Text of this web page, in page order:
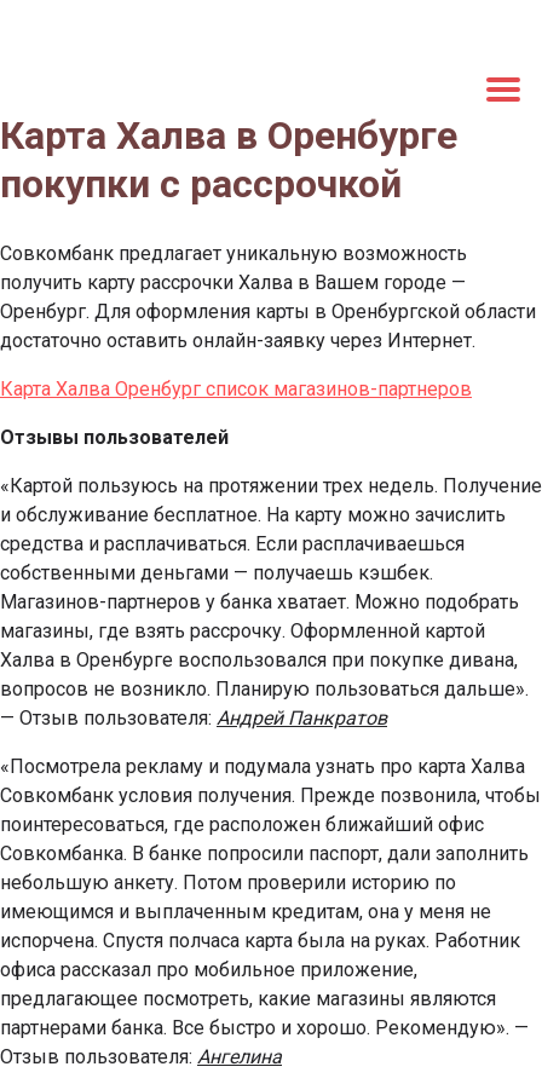
Карта Халва в Оренбурге
покупки с рассрочкой
Совкомбанк предлагает уникальную возможность
получить карту рассрочки Халва в Вашем городе —
Оренбург. Для оформления карты в Оренбургской области
достаточно оставить онлайн-заявку через Интернет.
Карта Халва Оренбург список магазинов-партнеров
Отзывы пользователей
«Картой пользуюсь на протяжении трех недель. Получение
и обслуживание бесплатное. На карту можно зачислить
средства и расплачиваться. Если расплачиваешься
собственными деньгами — получаешь кэшбек.
Магазинов-партнеров у банка хватает. Можно подобрать
магазины, где взять рассрочку. Оформленной картой
Халва в Оренбурге воспользовался при покупке дивана,
вопросов не возникло. Планирую пользоваться дальше».
— Отзыв пользователя: Андрей Панкратов
«Посмотрела рекламу и подумала узнать про карта Халва
Совкомбанк условия получения. Прежде позвонила, чтобы
поинтересоваться, где расположен ближайший офис
Совкомбанка. В банке попросили паспорт, дали заполнить
небольшую анкету. Потом проверили историю по
имеющимся и выплаченным кредитам, она у меня не
испорчена. Спустя полчаса карта была на руках. Работник
офиса рассказал про мобильное приложение,
предлагающее посмотреть, какие магазины являются
партнерами банка. Все быстро и хорошо. Рекомендую». —
Отзыв пользователя: Ангелина